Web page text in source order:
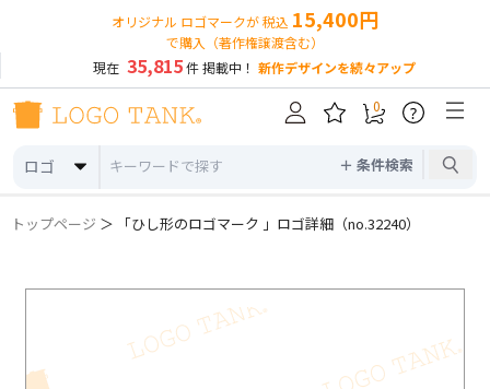
オリジナル ロゴマークが 税込 15,400円
で購入（著作権譲渡含む）
現在 35,815件 掲載中！ 新作デザインを続々アップ
ロゴ ＋ 条件検索
0 ?
トップページ ＞ 「ひし形のロゴマーク 」ロゴ詳細（no.32240）